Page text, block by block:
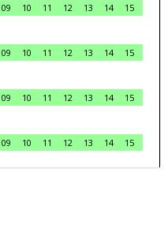
09 10 11 12 13 14
15
09 10 11 12 13 14
15
09 10 11 12 13 14
15
09 10 11 12 13 14
15